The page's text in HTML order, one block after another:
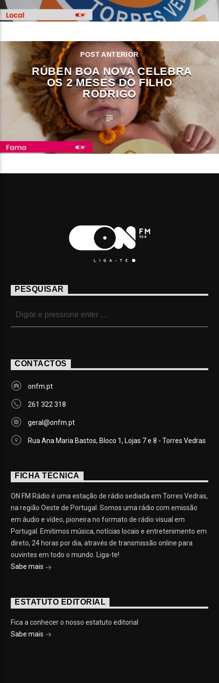
POST ANTERIOR
RÚBEN BOA NOVA CELEBRA
OS 2 MESES DO FILHO
RODRIGO
PESQUISAR
CONTACTOS
onfm.pt
261 322 318
geral@onfm.pt
Rua Ana Maria Bastos, Bloco 1, Lojas 7 e 8 - Torres Vedras
FICHA TÉCNICA
ON FM Rádio é uma estação de rádio sediada em Torres Vedras,
na região Oeste de Portugal. Somos uma rádio com emissão
em áudio e vídeo, pioneira no formato de rádio visual em
Portugal. Emitimos música, notícias locais e entretenimento em
direto, 24 horas por dia, através de transmissão online para
ouvintes em todo o mundo. Liga-te!
Sabe mais
ESTATUTO EDITORIAL
Fica a conhecer o nosso estatuto editorial
Sabe mais